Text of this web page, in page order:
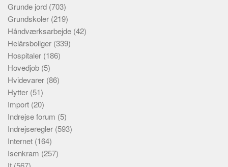
Grunde jord (703)
Grundskoler (219)
Håndværksarbejde (42)
Helårsboliger (339)
Hospitaler (186)
Hovedjob (5)
Hvidevarer (86)
Hytter (51)
Import (20)
Indrejse forum (5)
Indrejseregler (593)
Internet (164)
Isenkram (257)